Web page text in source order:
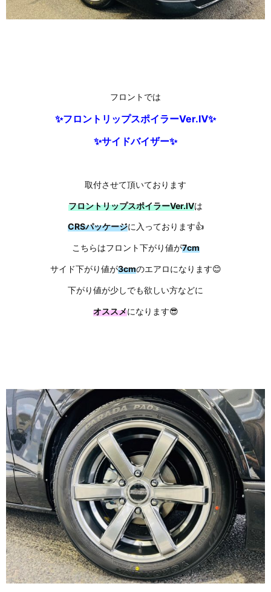
フロントでは
✨フロントリップスポイラーVer.Ⅳ✨
✨サイドバイザー✨
取付させて頂いております
フロントリップスポイラーVer.Ⅳは
CRSパッケージに入っております👍
こちらはフロント下がり値が7cm
サイド下がり値が3cmのエアロになります😊
下がり値が少しでも欲しい方などに
オススメになります😎